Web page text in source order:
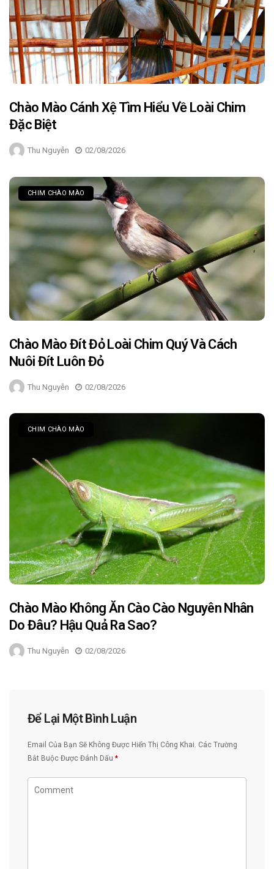
Chào Mào Cánh Xệ Tìm Hiểu Về Loài Chim
Đặc Biệt
Thu Nguyễn 02/08/2026
CHIM CHÀO MÀO
Chào Mào Đít Đỏ Loài Chim Quý Và Cách
Nuôi Đít Luôn Đỏ
Thu Nguyễn 02/08/2026
CHIM CHÀO MÀO
Chào Mào Không Ăn Cào Cào Nguyên Nhân
Do Đâu? Hậu Quả Ra Sao?
Thu Nguyễn 02/08/2026
Để Lại Một Bình Luận
Email Của Bạn Sẽ Không Được Hiển Thị Công Khai. Các Trường
Bắt Buộc Được Đánh Dấu *